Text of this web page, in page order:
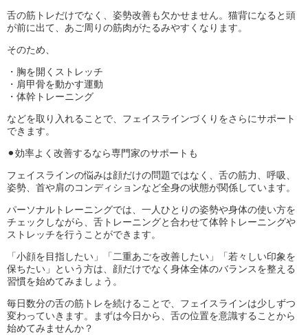
舌の筋トレだけでなく、姿勢改善も欠かせません。猫背になると頭
が前に出て、あご周りの筋肉がたるみやすくなります。
そのため、
・胸を開くストレッチ
・肩甲骨を動かす運動
・体幹トレーニング
などを取り入れることで、フェイスラインづくりをさらにサポート
できます。
⚫︎効率よく改善するなら専門家のサポートも
フェイスラインの悩みは顔だけの問題ではなく、舌の筋力、呼吸、
姿勢、首や肩のコンディションなど全身の状態が関係しています。
パーソナルトレーニングでは、一人ひとりの姿勢や身体の使い方を
チェックしながら、舌トレーニングと合わせて体幹トレーニングや
ストレッチを行うことができます。
「小顔を目指したい」「二重あごを改善したい」「若々しい印象を
保ちたい」という方は、顔だけでなく身体全体のバランスを整える
習慣を始めてみましょう。
毎日数分の舌の筋トレを続けることで、フェイスラインは少しずつ
変わっていきます。まずは今日から、舌の位置を意識することから
始めてみませんか？